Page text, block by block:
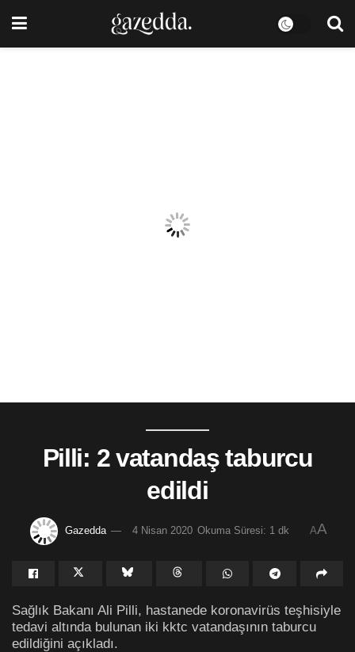
Pilli: 2 vatandaş taburcu
edildi
Gazedda 4 Nisan 2020 Okuma Süresi: 1 dk AA
Sağlık Bakanı Ali Pilli, hastanede koronavirüs teşhisiyle
tedavi altında bulunan iki kktc vatandaşının taburcu
edildiğini açıkladı.